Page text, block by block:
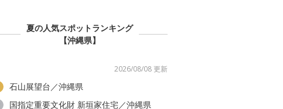
夏の人気スポットランキング
【沖縄県】
2026/08/08 更新
石山展望台／沖縄県
国指定重要文化財 新垣家住宅／沖縄県